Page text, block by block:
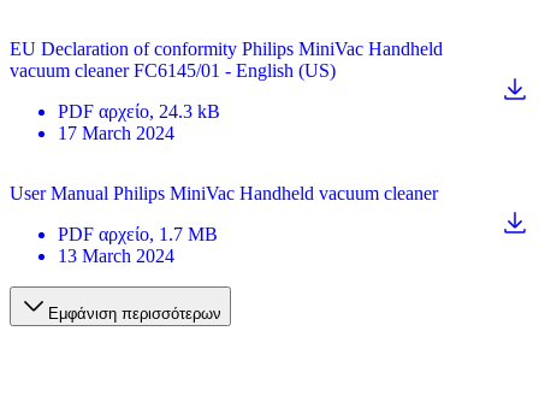
EU Declaration of conformity Philips MiniVac Handheld
vacuum cleaner FC6145/01 - English (US)
PDF αρχείο, 24.3 kB
17 March 2024
User Manual Philips MiniVac Handheld vacuum cleaner
PDF αρχείο, 1.7 MB
13 March 2024
Εμφάνιση περισσότερων